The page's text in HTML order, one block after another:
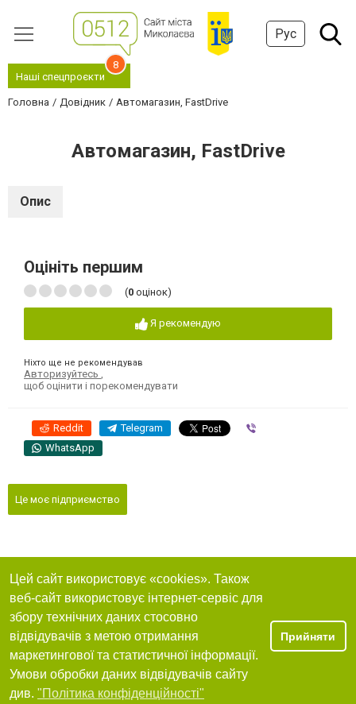
Рус
Наші спецпроєкти
8
Головна Довідник Автомагазин, FastDrive
Автомагазин, FastDrive
Опис
Оцініть першим
(0 оцінок)
Я рекомендую
Ніхто ще не рекомендував
Авторизуйтесь
щоб оцінити і порекомендувати
Reddit Telegram
WhatsApp
Це моє підприємство
Цей сайт використовує «cookies». Також
веб-сайт використовує інтернет-сервіс для
збору технічних даних стосовно
відвідувачів з метою отримання
маркетингової та статистичної інформації.
Умови обробки даних відвідувачів сайту
див. "Політика конфіденційності"
Прийняти